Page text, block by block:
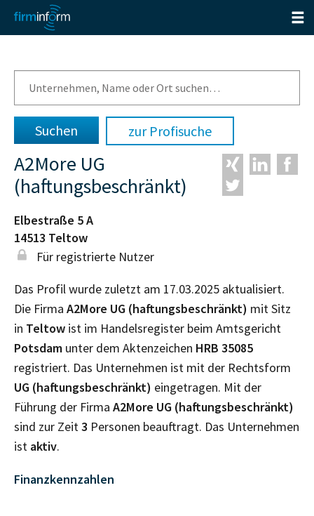
zur Profisuche
A2More UG
(haftungsbeschränkt)
Elbestraße 5 A
14513 Teltow
Für registrierte Nutzer
Das Profil wurde zuletzt am 17.03.2025 aktualisiert.
Die Firma A2More UG (haftungsbeschränkt) mit Sitz
in Teltow ist im Handelsregister beim Amtsgericht
Potsdam unter dem Aktenzeichen HRB 35085
registriert. Das Unternehmen ist mit der Rechtsform
UG (haftungsbeschränkt) eingetragen. Mit der
Führung der Firma A2More UG (haftungsbeschränkt)
sind zur Zeit3 Personen beauftragt. Das Unternehmen
ist aktiv.
Finanzkennzahlen